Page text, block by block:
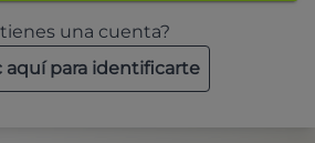
una cuenta?
aquí para identificarte